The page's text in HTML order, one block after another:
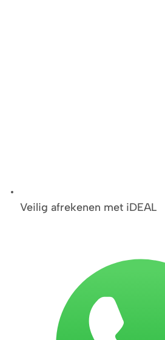
Veilig afrekenen met iDEAL